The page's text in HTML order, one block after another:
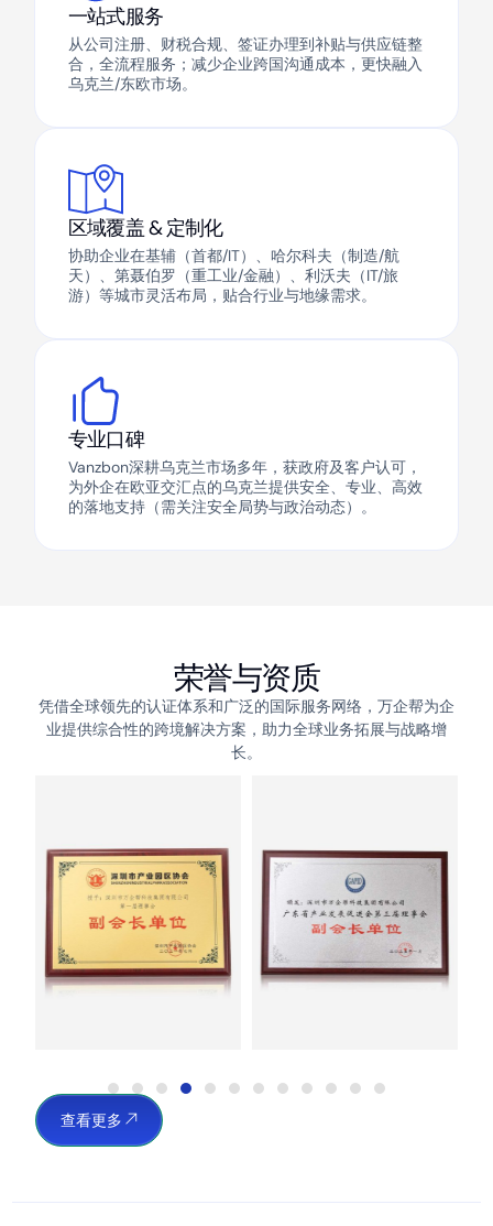
一站式服务
从公司注册、财税合规、签证办理到补贴与供应链整
合，全流程服务；减少企业跨国沟通成本，更快融入
乌克兰/东欧市场。
区域覆盖 & 定制化
协助企业在基辅（首都/IT）、哈尔科夫（制造/航
天）、第聂伯罗（重工业/金融）、利沃夫（IT/旅
游）等城市灵活布局，贴合行业与地缘需求。
专业口碑
Vanzbon深耕乌克兰市场多年，获政府及客户认可，
为外企在欧亚交汇点的乌克兰提供安全、专业、高效
的落地支持（需关注安全局势与政治动态）。
荣誉与资质
凭借全球领先的认证体系和广泛的国际服务网络，万企帮为企
业提供综合性的跨境解决方案，助力全球业务拓展与战略增
长。
查看更多